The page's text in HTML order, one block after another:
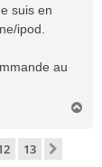
suis en
ipod.
au
13